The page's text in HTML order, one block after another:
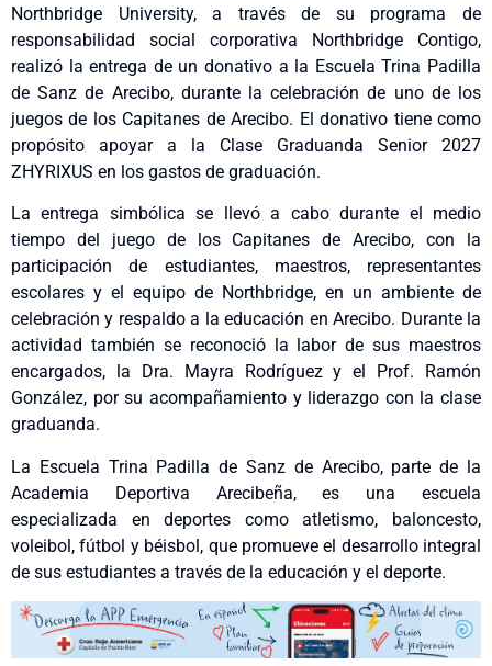
Northbridge University, a través de su programa de
responsabilidad social corporativa Northbridge Contigo,
realizó la entrega de un donativo a la Escuela Trina Padilla
de Sanz de Arecibo, durante la celebración de uno de los
juegos de los Capitanes de Arecibo. El donativo tiene como
propósito apoyar a la Clase Graduanda Senior 2027
ZHYRIXUS en los gastos de graduación.
La entrega simbólica se llevó a cabo durante el medio
tiempo del juego de los Capitanes de Arecibo, con la
participación de estudiantes, maestros, representantes
escolares y el equipo de Northbridge, en un ambiente de
celebración y respaldo a la educación en Arecibo. Durante la
actividad también se reconoció la labor de sus maestros
encargados, la Dra. Mayra Rodríguez y el Prof. Ramón
González, por su acompañamiento y liderazgo con la clase
graduanda.
La Escuela Trina Padilla de Sanz de Arecibo, parte de la
Academia Deportiva Arecibeña, es una escuela
especializada en deportes como atletismo, baloncesto,
voleibol, fútbol y béisbol, que promueve el desarrollo integral
de sus estudiantes a través de la educación y el deporte.